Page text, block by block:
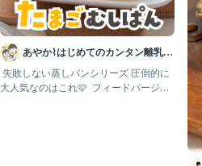
あやか⌇はじめてのカンタン離乳
食・幼児食💛
⁡ 失敗しない蒸しパンシリーズ 圧倒的に
大人気なのはこれ🩷 ⁡ フィードバージョ